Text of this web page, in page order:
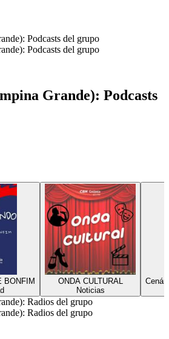
Podcasts del grupo
Podcasts del grupo
Grande): Podcasts
BONFIM
ONDA CULTURAL
Noticias
Radios del grupo
Radios del grupo